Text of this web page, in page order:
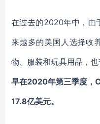
在过去的2020年中， 由
来越多的美国人选择收
物、服装和玩具用品，
早在2020年第三季度，
17.8亿美元。